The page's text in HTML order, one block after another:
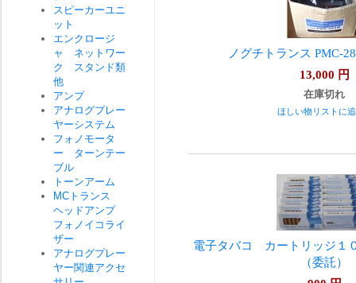
ノグチトランス PMC-
13,000 円
在庫切れ
ほしい物リストに
電子タバコ カートリッジ１
（委託）
スピーカーユニ
ット
エンクロージ
ャ ネットワー
ク スタンド類
他
アンプ
アナログプレー
ヤーシステム
フォノモータ
ー ターンテー
ブル
トーンアーム
MCトランス
ヘッドアンプ
フォノイコライ
ザー
アナログプレー
ヤー関連アクセ